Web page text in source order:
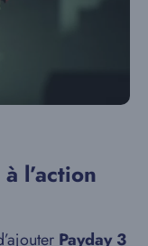
l’action
Payday 3